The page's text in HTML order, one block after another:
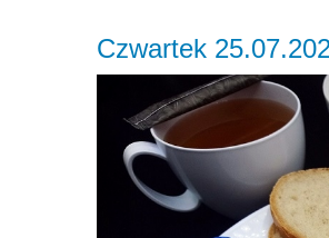
Czwartek
Previous